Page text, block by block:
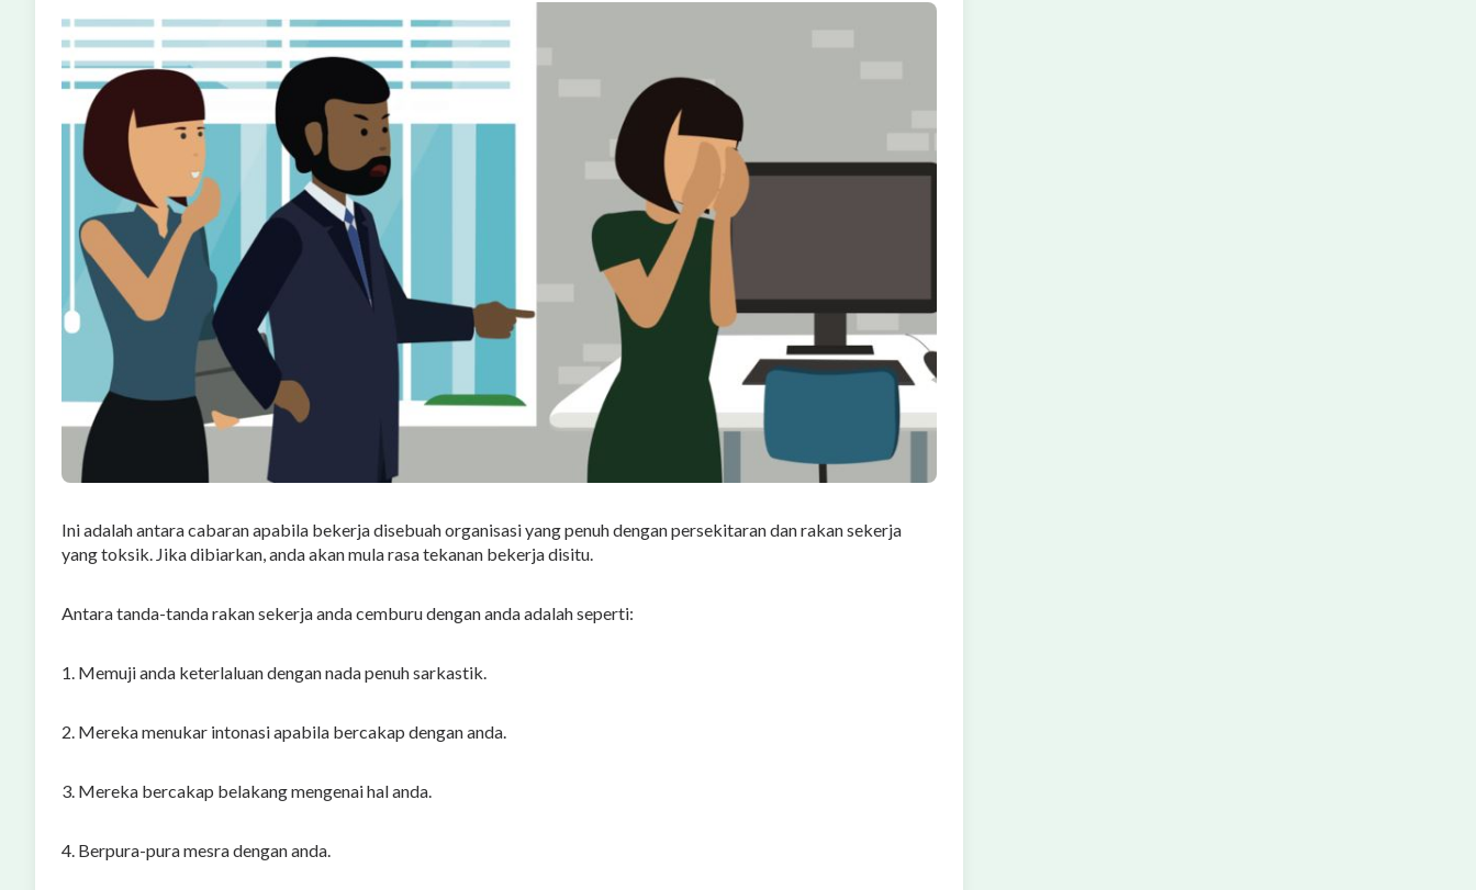
Ini adalah antara cabaran apabila bekerja disebuah organisasi yang penuh dengan persekitaran dan rakan sekerja
yang toksik. Jika dibiarkan, anda akan mula rasa tekanan bekerja disitu.
Antara tanda-tanda rakan sekerja anda cemburu dengan anda adalah seperti:
1. Memuji anda keterlaluan dengan nada penuh sarkastik.
2. Mereka menukar intonasi apabila bercakap dengan anda.
3. Mereka bercakap belakang mengenai hal anda.
4. Berpura-pura mesra dengan anda.